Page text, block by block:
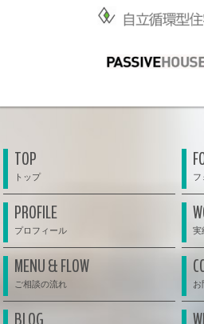
TOP
PROFILE
MENU & FLOW